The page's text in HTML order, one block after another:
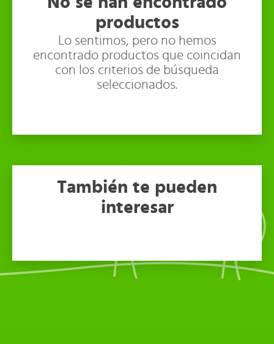
productos
Lo sentimos, pero no hemos
encontrado productos que coincidan
con los criterios de búsqueda
seleccionados.
También te pueden
interesar